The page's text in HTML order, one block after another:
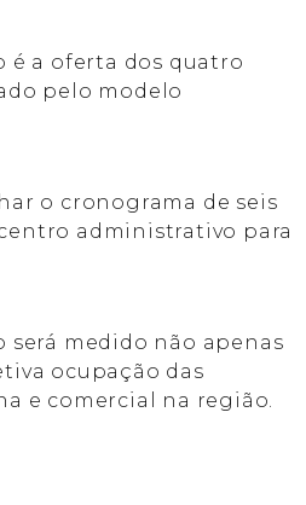
é a oferta dos quatro
pelo modelo
o cronograma de seis
administrativo para
será medido não apenas
ocupação das
e comercial na região.